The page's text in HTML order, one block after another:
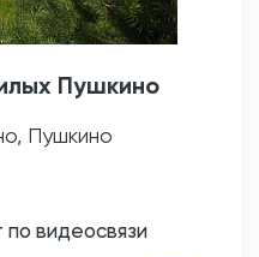
Пушкино
Пушкино
видеосвязи